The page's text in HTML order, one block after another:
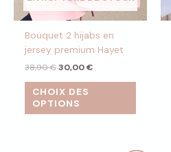
Bouquet 2 hijabs en
jersey premium Hayet
38,90€30,00€
CHOIX DES
OPTIONS